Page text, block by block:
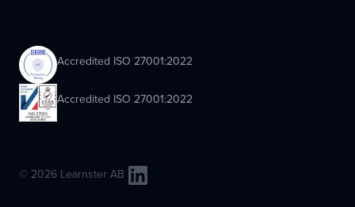
Accredited ISO 27001:2022
Accredited ISO 27001:2022
© 2026 Learnster AB